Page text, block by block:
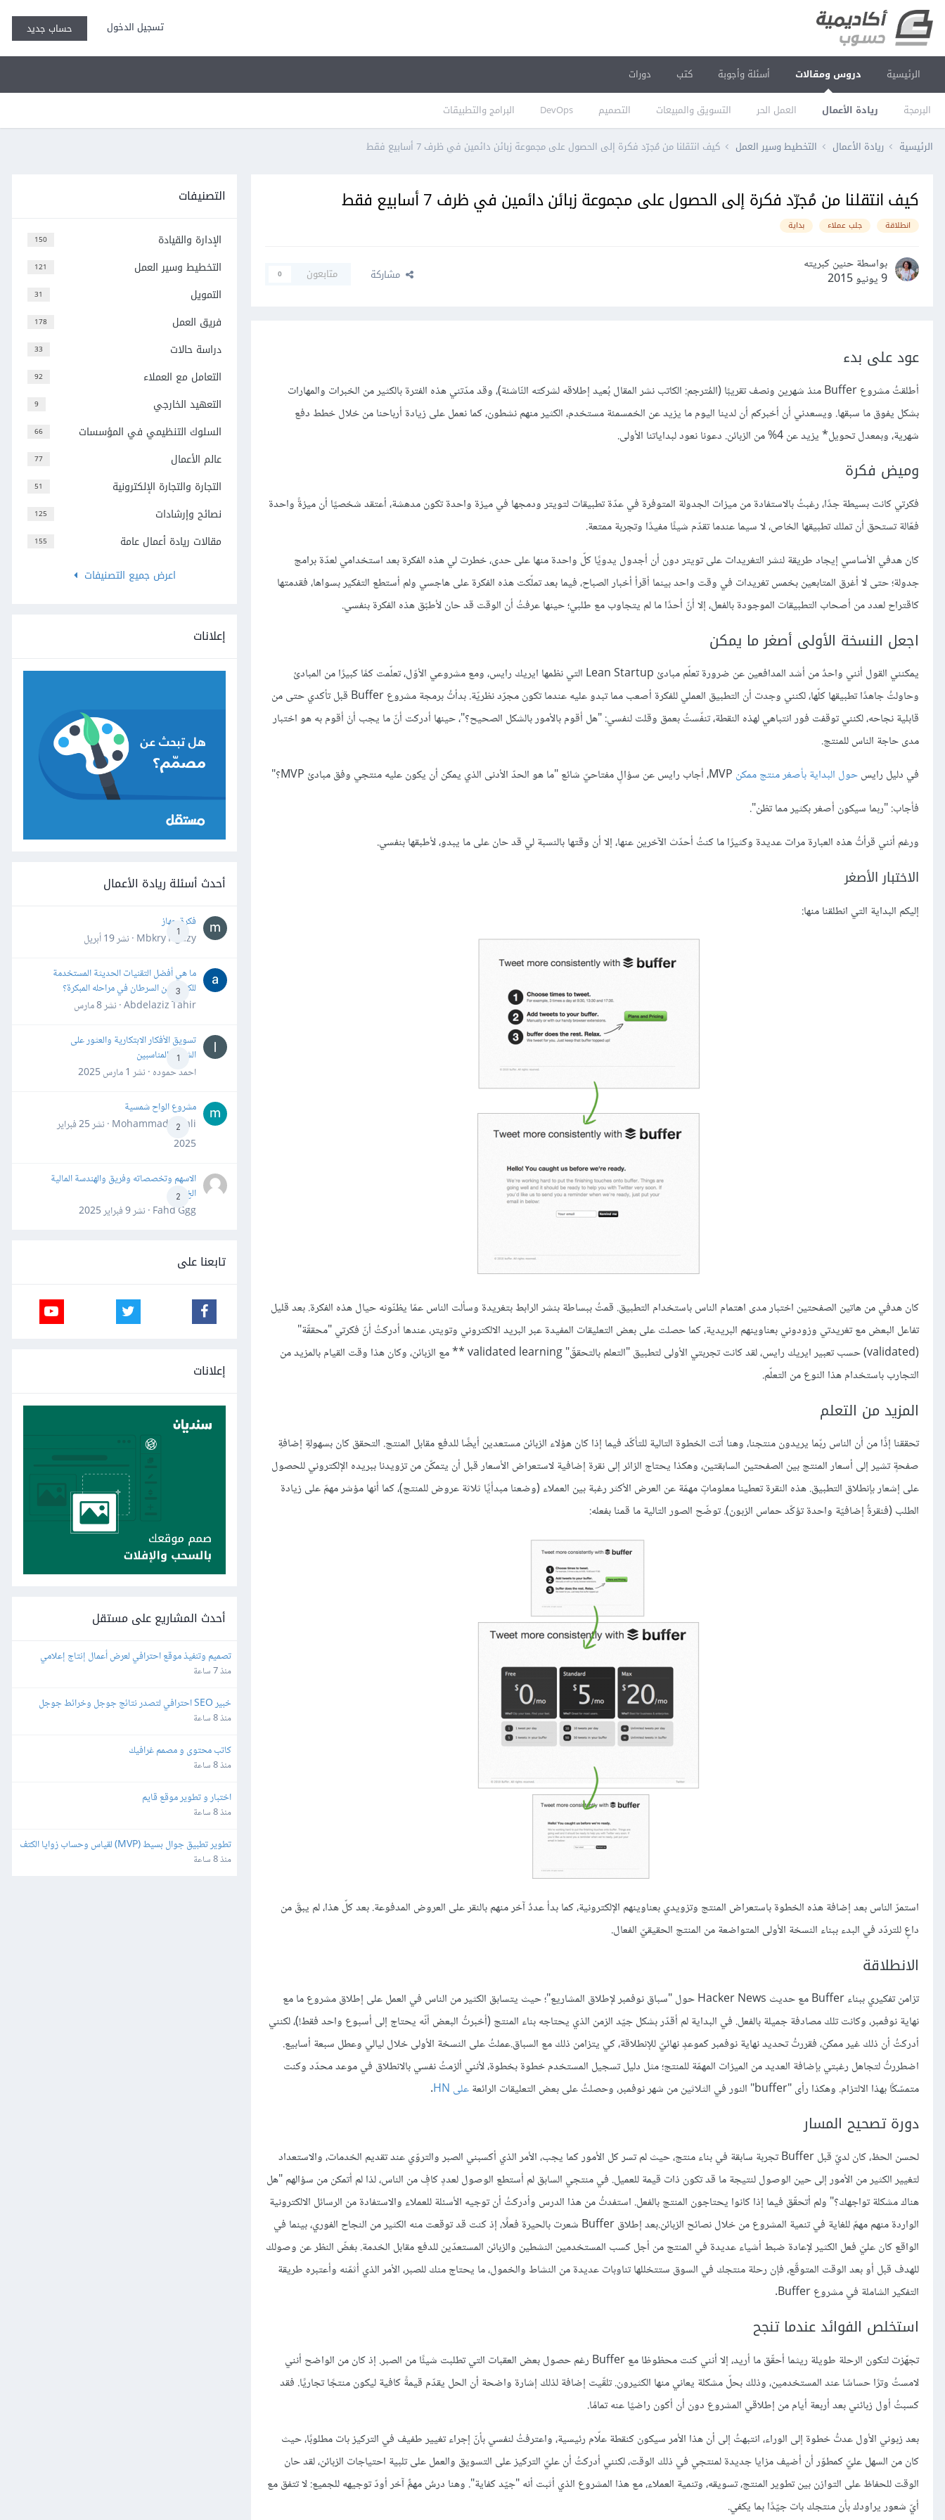
تسجيل الدخول حساب جديد
الرئيسية دروس ومقالات
البرمجة ريادة الأعمال العمل الحر التسويق والمبيعات التصميم DevOps البرامج والتطبيقات
أسئلة وأجوبة كتب دورات
الرئيسية ريادة الأعمال التخطيط وسير العمل كيف انتقلنا من مُجرّد فكرة إلى الحصول على مجموعة زبائن دائمين في ظرف 7 أسابيع فقط
كيف انتقلنا من مُجرّد فكرة إلى الحصول على مجموعة زبائن دائمين في ظرف 7 أسابيع فقط
انطلاقة جلب عملاء بداية
بواسطة حنين كبريته
9 يونيو 2015
مشاركة متابعون 0
عود على بدء
أطلقتُ مشروع Buffer منذ شهرين ونصف تقريبًا (المُترجم: الكاتب نشر المقال بُعيد إطلاقه لشركته النّاشئة)، وقد مدّتني هذه الفترة بالكثير من الخبرات والمهارات
بشكل يفوق ما سبقها. ويسعدني أن أخبركم أن لدينا اليوم ما يزيد عن الخمسمئة مستخدم، الكثير منهم نشطون، كما نعمل على زيادة أرباحنا من خلال خطط دفع
شهرية، وبمعدل تحويل* يزيد عن 4% من الزبائن. دعونا نعود لبداياتنا الأولى.
وميض فكرة
فكرتي كانت بسيطة جدًا، رغبتُ بالاستفادة من ميزات الجدولة المتوفرة في عدّة تطبيقات لتويتر ودمجها في ميزة واحدة تكون مدهشة، أعتقد شخصيًا أن ميزةً واحدة
فعّالة تستحق أن تملك تطبيقها الخاص، لا سيما عندما تقدّم شيئًا مفيدًا وتجربة ممتعة.
كان هدفي الأساسي إيجاد طريقة لنشر التغريدات على تويتر دون أن أجدول يدويًا كلّ واحدة منها على حدى، خطرت لي هذه الفكرة بعد استخدامي لعدّة برامج
جدولة؛ حتى لا أغرق المتابعين بخمس تغريدات في وقت واحد بينما أقرأ أخبار الصباح، فيما بعد تملّكت هذه الفكرة على هاجسي ولم أستطع التفكير بسواها، فقدمتها
كاقتراح لعدد من أصحاب التطبيقات الموجودة بالفعل، إلا أنّ أحدًا ما لم يتجاوب مع طلبي؛ حينها عرفتُ أن الوقت قد حان لأطبّق هذه الفكرة بنفسي.
اجعل النسخة الأولى أصغر ما يمكن
يمكنني القول أنني واحدٌ من أشد المدافعين عن ضرورة تعلّم مبادئ Lean Startup التي نظمها ايريك رايس، ومع مشروعي الأوّل، تعلّمت كمًا كبيرًا من المبادئ
وحاولتُ جاهدًا تطبيقها كلّها، لكنني وجدت أن التطبيق العملي للفكرة أصعب مما تبدو عليه عندما تكون مجرّد نظريّة. بدأتُ برمجة مشروع Buffer قبل تأكدي حتى من
قابلية نجاحه، لكنني توقفت فور انتباهي لهذه النقطة، تنفّستُ بعمق وقلت لنفسي: "هل أقوم بالأمور بالشكل الصحيح؟"، حينها أدركت أنّ ما يجب أنْ أقوم به هو اختبار
مدى حاجة الناس للمنتج.
في دليل رايسحول البداية بأصغر منتج ممكن
فأجاب: "ربما سيكون أصغر بكثير مما تظن".
ورغم أنني قرأتُ هذه العبارة مرات عديدة وكثيرًا ما كنتُ أحدّث الآخرين عنها، إلا أن وقتها بالنسبة لي قد حان على ما يبدو، لأطبقها بنفسي.
الاختبار الأصغر
إليكم البداية التي انطلقنا منها:
كان هدفي من هاتين الصفحتين اختبار مدى اهتمام الناس باستخدام التطبيق. قمتُ ببساطة بنشر الرابط بتغريدة وسألت الناس عمّا يظنّونه حيال هذه الفكرة. بعد قليل
تفاعل البعض مع تغريدتي وزودوني بعناوينهم البريدية، كما حصلت على بعض التعليقات المفيدة عبر البريد الالكتروني وتويتر، عندها أدركتُ أنّ فكرتي "محققّة"
(validated) حسب تعبير ايريك رايس، لقد كانت تجربتي الأولى لتطبيق "التعلم بالتحققّ" validated learning ** مع الزبائن، وكان هذا وقت القيام بالمزيد من
التجارب باستخدام هذا النوع من التعلّم.
المزيد من التعلم
تحققنا إذًا من أن الناس ربّما يريدون منتجنا، وهنا أتت الخطوة التالية للتأكّد فيما إذا كان هؤلاء الزبائن مستعدين أيضًا للدفع مقابل المنتج. التحقق كان بسهولةِ إضافةِ
صفحةٍ تشير إلى أسعار المنتج بين الصفحتين السابقتين، وهكذا يحتاج الزائر إلى نقرة إضافية لاستعراض الأسعار قبل أن يتمكّن من تزويدنا ببريده الإلكتروني للحصول
على إشعار بإنطلاق التطبيق. هذه النقرة تعطينا معلوماتٍ مهمّة عن العرض الأكثر رغبة بين العملاء (وضعنا مبدأيًا ثلاثة عروض للمنتج)، كما أنها مؤشر مهمّ على زيادة
الطلب (فنقرةٌ إضافيّة واحدة تؤكّد حماس الزبون). توضّح الصور التالية ما قمنا بفعله:
استمرّ الناس بعد إضافة هذه الخطوة باستعراض المنتج وتزويدي بعناوينهم الإلكترونية، كما بدأ عددٌ آخر منهم بالنقر على العروض المدفوعة. بعد كلّ هذا، لم يبقَ من
داعٍ للتردّد في البدء ببناء النسخة الأولى المتواضعة من المنتج الحقيقيّ الفعال.
الانطلاقة
تزامن تفكيري ببناء Buffer مع حديث Hacker News حول "سباق نوفمبر لإطلاق المشاريع"؛ حيث يتسابق الكثير من الناس في العمل على إطلاق مشروع ما مع
نهاية نوفمبر، وكانت تلك مصادفة جميلة بالفعل. في البداية لم أقدّر بشكل جيّد الزمن الذي يحتاجه بناء المنتج (أخبرتُ البعض أنّه يحتاج إلى أسبوع واحد فقط!)، لكنني
أدركتُ أن ذلك غير ممكن، فقررتُ تحديد نهاية نوفمبر كموعدٍ نهائيّ للإنطلاقة، كي يتزامن ذلك مع السباق.عملتُ على النسخة الأولى خلال ليالي وعطل سبعة أسابيع.
اضطررتُ لتجاهل رغبتي بإضافة العديد من الميزات المهمّة للمنتج؛ مثل دليل تسجيل المستخدم خطوة بخطوة، لأنني ألزمتُ نفسي بالانطلاق في موعد محدّد وكنت
متمسّكًا بهذا الالتزام. وهكذا رأى "buffer" النور في الثلاثين من شهر نوفمبر، وحصلتُ على بعض التعليقات الرائعة
على HN
.
دورة تصحيح المسار
لحسن الحظ، كان لديّ قبل Buffer تجربة سابقة في بناء منتج، حيث لم تسر كل الأمور كما يجب، الأمر الذي أكسبني الصبر والتروّي عند تقديم الخدمات، والاستعداد
لتغيير الكثير من الأمور إلى حين الوصول لنتيجة ما قد تكون ذات قيمة للعميل. في منتجي السابق لم أستطع الوصول لعددٍ كافٍ من الناس، لذا لم أتمكن من سؤالهم "هل
هناك مشكلة تواجهك؟" ولم أتحقّق فيما إذا كانوا يحتاجون المنتج بالفعل. استفدتُ من هذا الدرس وأدركتُ أن توجيه الأسئلة للعملاء والاستفادة من الرسائل الالكترونية
الواردة منهم مهمّ للغاية في تنمية المشروع من خلال نصائح الزبائن.بعد إطلاق Buffer شعرت بالحيرة فعلًا، إذ كنت قد توقعت منه الكثير من النجاح الفوري، بينما في
الواقع كان عليّ فعل الكثير لإعادة ضبط أشياء عديدة في المنتج من أجل كسب المستخدمين النشطين والزبائن المستعدّين للدفع مقابل الخدمة. بغضّ النظر عن وصولك
للهدف قبل أو بعد الوقت المتوقّع، فإن رحلة منتجك في السوق ستتخللها تناوبات عديدة من النشاط والخمول، ما يحتاج منك للصبر، الأمر الذي أثمّنه وأعتبره طريقة
التفكير الشاملة في مشروع Buffer.
استخلص الفوائد عندما تنجح
تجهّزت لتكون الرحلة طويلة ريثما أحقّق ما أريد، إلا أنني كنت محظوظا مع Buffer رغم حصول بعض العقبات التي تطلبت شيئًا من الصبر. إذ كان من الواضح أنني
لامستُ وترًا حساسًا عند المستخدمين، وذلك بحلّ مشكلة يعاني منها الكثيرون. تلقّيت إضافة لذلك إشارة واضحة أن الحل يقدّم قيمةً كافية ليكون منتجًا تجاريًا. فقد
كسبتُ أول زبائني بعد أربعة أيام من إطلاقي المشروع دون أن أكون راضيًا عنه تمامًا.
بعد زبوني الأول عدتُ خطوة إلى الوراء، انتبهتُ إلى أن هذا الأمر سيكون كنقطة علّام رئيسية، واعترفتُ لنفسي بأنّ إجراء تغيير طفيف في التركيز بات مطلوبًا، حيث
كان من السهل عليّ كمطوّر أن أضيف مزايا جديدة لمنتجي في ذلك الوقت، لكنني أدركتُ أن عليّ التركيز على التسويق والعمل على تلبية احتياجات الزبائن، لقد حان
الوقت للحفاظ على التوازن بين تطوير المنتج، تسويقه، وتنمية العملاء، مع هذا المشروع الذي أثبت أنه "جيّد كفاية". وهنا درسٌ مهمٌّ آخر أودّ توجيهه للجميع: لا تتفق مع
أيّ شعور يراودك بأن منتجك بات جيّدًا بما يكفي.
التصنيفات
150 الإدارة والقيادة
121 التخطيط وسير العمل
31 التمويل
178 فريق العمل
33 دراسة حالات
92 التعامل مع العملاء
9 التعهيد الخارجي
66 السلوك التنظيمي في المؤسسات
77 عالم الأعمال
51 التجارة والتجارة الإلكترونية
125 نصائح وإرشادات
155
مقالات ريادة أعمال عامة
اعرض جميع التصنيفات
إعلانات
أحدث أسئلة ريادة الأعمال
1
فكرة جهاز
Mbkry Hgazy · نشر
19 أبريل
3
ما هي أفضل التقنيات الحديثة المستخدمة
للكشف عن السرطان في مراحله المبكرة؟
Abdelaziz Tahir · نشر
8 مارس
1
تسويق الأفكار الابتكارية والعثور على
الشركاء المناسبين
احمد حموده · نشر 1 مارس 2025
2
مشروع الواح شمسية
Mohammad Awali · نشر
25 فبراير
2025
2
الاسهم وتخصصاته وفريق والهندسة المالية
الخ
Fahd Ggg · نشر
9 فبراير 2025
تابعنا على
إعلانات
أحدث المشاريع على مستقل
تصميم وتنفيذ موقع احترافي لعرض أعمال إنتاج إعلامي
منذ 7 ساعة
خبير SEO احترافي لتصدر نتائج جوجل وخرائط جوجل
منذ 8 ساعة
كاتب محتوى و مصمم غرافيك
منذ 8 ساعة
اختبار و تطوير موقع قايم
منذ 8 ساعة
تطوير تطبيق جوال بسيط (MVP) لقياس وحساب زوايا الكتف
منذ 8 ساعة